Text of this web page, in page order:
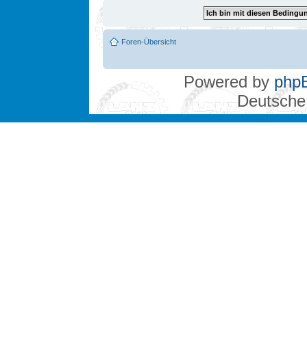
Foren-Übersicht
Powered by